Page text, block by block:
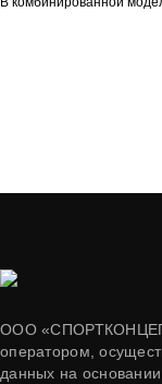
ООО
оператором,
данных на